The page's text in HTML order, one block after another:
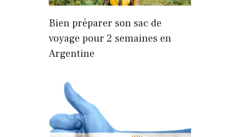
Bien préparer son sac de
voyage pour 2 semaines en
Argentine